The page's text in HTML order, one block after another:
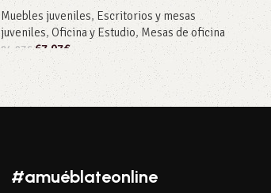
Muebles juveniles, Escritorios y mesas
juveniles, Oficina y Estudio,Mesas de oficina
84,97€ 67,97€
Añadir al carrito
#amuéblateonline